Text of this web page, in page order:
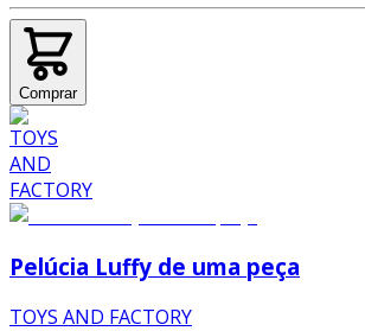
Comprar
Pelúcia Luffy de uma peça
TOYS AND FACTORY